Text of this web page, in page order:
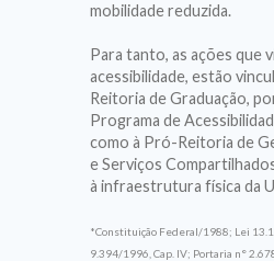
mobilidade reduzida.
Para tanto, as ações que
acessibilidade, estão
Reitoria de Graduação,
Programa de
como à Pró-Reitoria de
e Serviços
à infraestrutura física da
*Constituição Federal/1988; Lei
9.394/1996, Cap. IV; Portaria n°